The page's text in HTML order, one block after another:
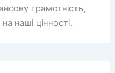
грамотність,
наші цінності.